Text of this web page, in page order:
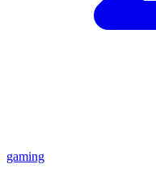
gaming